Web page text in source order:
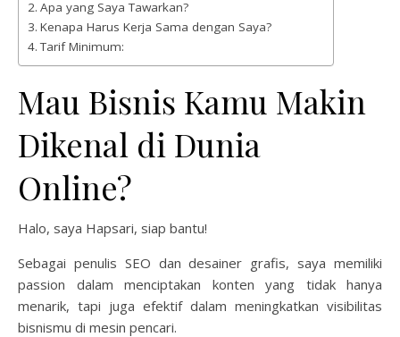
Apa yang Saya Tawarkan?
Kenapa Harus Kerja Sama dengan Saya?
Tarif Minimum:
Mau Bisnis Kamu Makin
Dikenal di Dunia
Online?
Halo, saya Hapsari, siap bantu!
Sebagai penulis SEO dan desainer grafis, saya memiliki
passion dalam menciptakan konten yang tidak hanya
menarik, tapi juga efektif dalam meningkatkan visibilitas
bisnismu di mesin pencari.